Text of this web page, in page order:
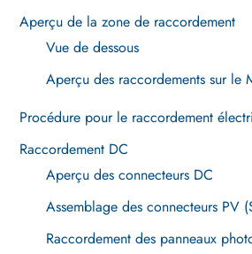
Aperçu de la zone de raccordement
Vue de dessous
Aperçu des raccordements sur le
Procédure pour le raccordement
Raccordement DC
Aperçu des connecteurs DC
Assemblage des connecteurs PV
Raccordement des panneaux